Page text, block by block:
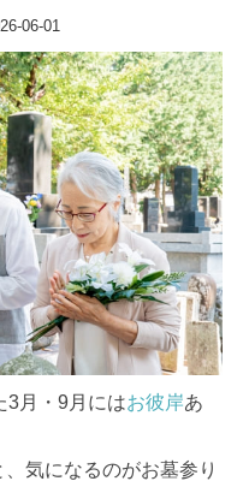
06-01
3月・9月にはお彼岸あ
気になるのがお墓参り